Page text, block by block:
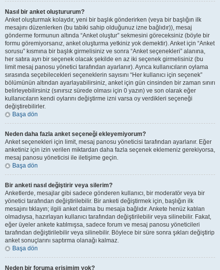
Nasıl bir anket oluştururum?
Anket oluşturmak kolaydır, yeni bir başlık gönderirken (veya bir başlığın ilk
mesajını düzenlerken (bu tabiki sahip olduğunuz izne bağlıdır)), mesaj
gönderme formunun altında “Anket oluştur” sekmesini göreceksiniz (böyle bir
formu göremiyorsanız, anket oluşturma yetkiniz yok demektir). Anket için “Anket
sorusu” kısmına bir başlık girmelisiniz ve sonra “Anket seçenekleri” alanına,
her satıra ayrı bir seçenek olacak şekilde en az iki seçenek girmelisiniz (bu
limit mesaj panosu yönetici tarafından ayarlanır). Ayrıca kullanıcıların oylama
sırasında seçebilecekleri seçeneklerin sayısını “Her kullanıcı için seçenek”
bölümünün altından ayarlayabilirsiniz, anket için gün cinsinden bir zaman sınırı
belirleyebilirsiniz (sınırsız sürede olması için 0 yazın) ve son olarak eğer
kullanıcıların kendi oylarını değiştirme izni varsa oy verdikleri seçeneği
değiştirebilirler.
Başa dön
Neden daha fazla anket seçeneği ekleyemiyorum?
Anket seçenekleri için limit, mesaj panosu yöneticisi tarafından ayarlanır. Eğer
anketiniz için izin verilen miktardan daha fazla seçenek eklemeniz gerekiyorsa,
mesaj panosu yöneticisi ile iletişime geçin.
Başa dön
Bir anketi nasıl değiştirir veya silerim?
Anketlerde, mesajlar gibi sadece gönderen kullanıcı, bir moderatör veya bir
yönetici tarafından değiştirilebilir. Bir anketi değiştirmek için, başlığın ilk
mesajını tıklayın; ilgili anket daima bu mesaja bağlıdır. Ankete henüz katılan
olmadıysa, hazırlayan kullanıcı tarafından değiştirilebilir veya silinebilir. Fakat,
eğer üyeler ankete katılmışsa, sadece forum ve mesaj panosu yöneticileri
tarafından değiştirilebilir veya silinebilir. Böylece bir süre sonra şıkları değiştirip
anket sonuçlarını saptırma olanağı kalmaz.
Başa dön
Neden bir foruma erişimim yok?